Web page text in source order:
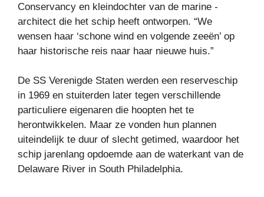
Conservancy en kleindochter van de marine -
architect die het schip heeft ontworpen. “We
wensen haar ‘schone wind en volgende zeeën’ op
haar historische reis naar haar nieuwe huis.”
De SS Verenigde Staten werden een reserveschip
in 1969 en stuiterden later tegen verschillende
particuliere eigenaren die hoopten het te
herontwikkelen. Maar ze vonden hun plannen
uiteindelijk te duur of slecht getimed, waardoor het
schip jarenlang opdoemde aan de waterkant van de
Delaware River in South Philadelphia.